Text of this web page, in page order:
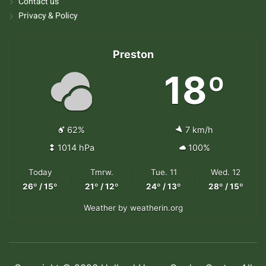
Privacy & Policy
Preston
18º
62%
7 km/h
1014 hPa
100%
Today
26º / 15º
Tmrw.
21º / 12º
Tue. 11
24º / 13º
Wed. 12
28º / 15º
Weatherby weatherin.org